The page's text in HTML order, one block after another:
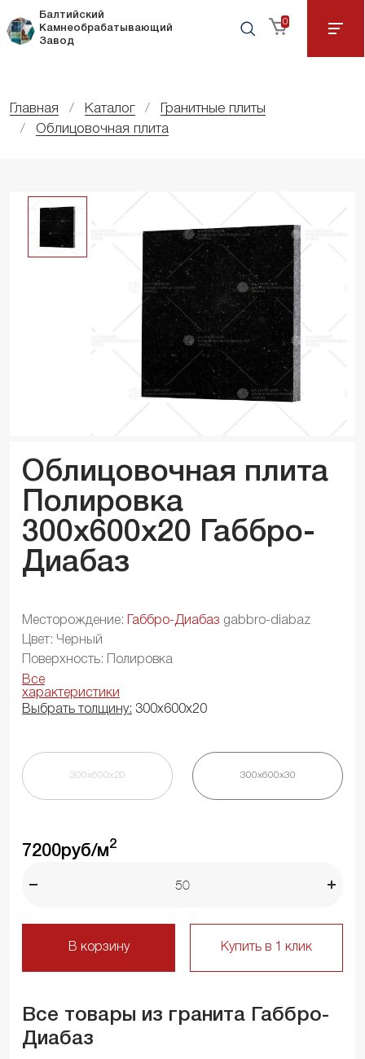
Балтийский
Камнеобрабатывающий
Завод
0
Главная Каталог
Гранитные плиты
Облицовочная плита
Облицовочная плита
Полировка
300x600x20
Габбро-
Диабаз
Месторождение: Габбро-Диабаз gabbro-diabaz
Цвет: Черный
Поверхность: Полировка
Все
характеристики
Выбрать толщину: 300х600х20
300х600х20 300х600х30
7200руб/м2
В корзину Купить в 1 клик
Все товары из гранита Габбро-
Диабаз